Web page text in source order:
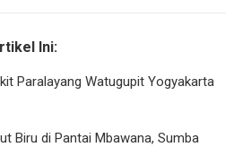
Ini:
Paralayang Watugupit Yogyakarta
Biru di Pantai Mbawana, Sumba